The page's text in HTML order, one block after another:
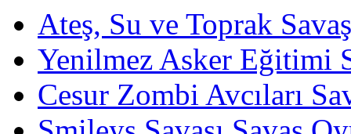
Ateş, Su ve Toprak
Yenilmez Asker Eğitimi
Cesur Zombi Avcıları